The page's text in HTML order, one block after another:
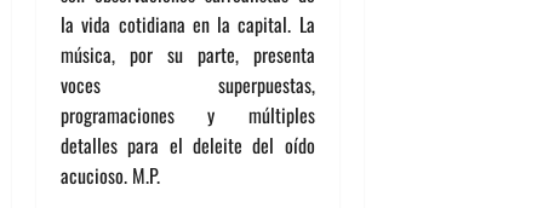
la vida cotidiana en la capital. La
música, por su parte, presenta
voces superpuestas,
programaciones y múltiples
detalles para el deleite del oído
acucioso. M.P.